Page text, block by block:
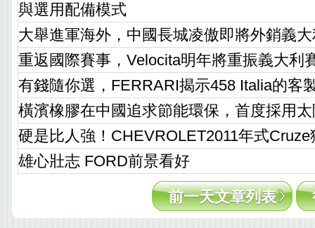
與選用配備模式
大舉進軍海外，中國長城凌傲即將外銷義
重返國際賽事，Velocita明年將重振義大利
有錢隨你選，FERRARI揭示458 Italia的客
橫濱橡膠在中國追求節能環保，首度採用
硬是比人強！CHEVROLET2011年式
雄心壯志 FORD前景看好
前一天文章列表